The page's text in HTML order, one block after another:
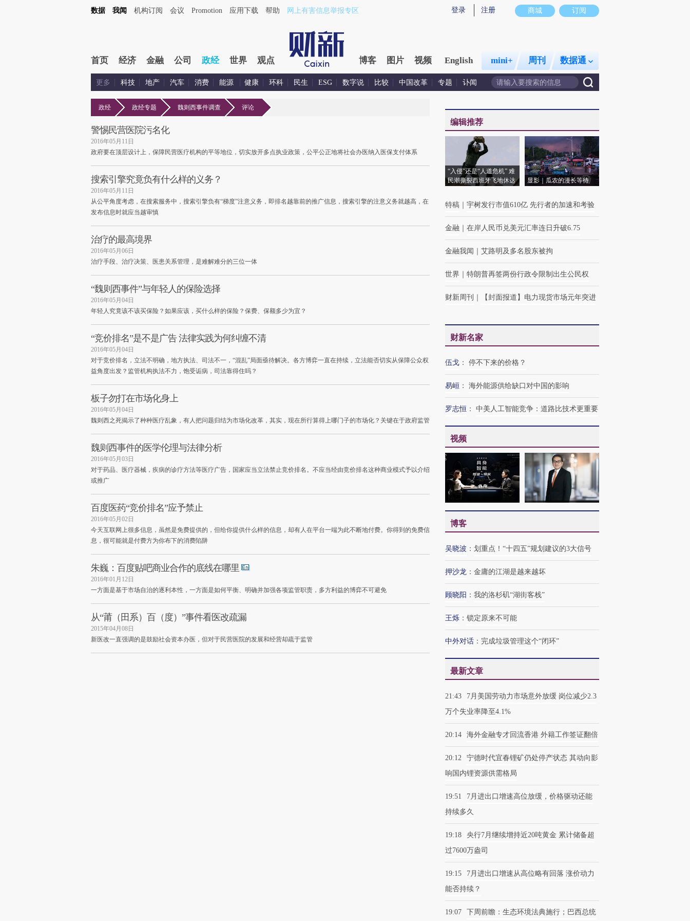
商城 订阅
登录 注册
数据 我闻 机构订阅 会议 Promotion 应用下载 帮助 网上有害信息举报专区
首页 经济 金融 公司 政经 世界 观点 博客 图片 视频 English mini+ 周刊 数据通
更多 科技 地产 汽车 消费 能源 健康 环科 民生 ESG 数字说 比较 中国改革 专题 讣闻
政经 政经专题 魏则西事件调查 评论
警惕民营医院污名化
2016年05月11日
政府要在顶层设计上，保障民营医疗机构的平等地位，切实放开多点执业政策，公平公正地将社会办医纳入医保支付体系
搜索引擎究竟负有什么样的义务？
2016年05月11日
从公平角度考虑，在搜索服务中，搜索引擎负有“梯度”注意义务，即排名越靠前的推广信息，搜索引擎的注意义务就越高，在
发布信息时就应当越审慎
治疗的最高境界
2016年05月06日
治疗手段、治疗决策、医患关系管理，是难解难分的三位一体
“魏则西事件”与年轻人的保险选择
2016年05月04日
年轻人究竟该不该买保险？如果应该，买什么样的保险？保费、保额多少为宜？
“竞价排名”是不是广告 法律实践为何纠缠不清
2016年05月04日
对于竞价排名，立法不明确，地方执法、司法不一，“混乱”局面亟待解决。各方博弈一直在持续，立法能否切实从保障公众权
益角度出发？监管机构执法不力，饱受诟病，司法靠得住吗？
板子勿打在市场化身上
2016年05月04日
魏则西之死揭示了种种医疗乱象，有人把问题归结为市场化改革，其实，现在所行算得上哪门子的市场化？关键在于政府监管
魏则西事件的医学伦理与法律分析
2016年05月03日
对于药品、医疗器械，疾病的诊疗方法等医疗广告，国家应当立法禁止竞价排名。不应当经由竞价排名这种商业模式予以介绍
或推广
百度医药“竞价排名”应予禁止
2016年05月02日
今天互联网上很多信息，虽然是免费提供的，但给你提供什么样的信息，却有人在平台一端为此不断地付费。你得到的免费信
息，很可能就是付费方为你布下的消费陷阱
朱巍：百度贴吧商业合作的底线在哪里
2016年01月12日
一方面是基于市场自治的逐利本性，一方面是如何平衡、明确并加强各项监管职责，多方利益的博弈不可避免
从“莆（田系）百（度）”事件看医改疏漏
2015年04月08日
新医改一直强调的是鼓励社会资本办医，但对于民营医院的发展和经营却疏于监管
编辑推荐
“入侵”还是“人道危机” 难
民潮撕裂西班牙飞地休达
显影｜瓜农的漫长等待
特稿 宇树发行市值610亿 先行者的加速和考验
金融 在岸人民币兑美元汇率连日升破6.75
金融我闻 艾路明及多名股东被拘
世界 特朗普再签两份行政令限制出生公民权
财新周刊 【封面报道】电力现货市场元年突进
财新名家
伍戈 ： 停不下来的价格？
易峘 ： 海外能源供给缺口对中国的影响
罗志恒 ： 中美人工智能竞争：道路比技术更重要
视频
博客
吴晓波 ： 划重点！“十四五”规划建议的3大信号
押沙龙 ： 金庸的江湖是越来越坏
顾晓阳 ： 我的洛杉矶“湖街客栈”
王烁 ： 锁定原来不可能
中外对话 ： 完成垃圾管理这个“闭环”
最新文章
21:43
7月美国劳动力市场意外放缓 岗位减少2.3
万个失业率降至4.1%
20:14 海外金融专才回流香港 外籍工作签证翻倍
20:12
宁德时代宜春锂矿仍处停产状态 其动向影
响国内锂资源供需格局
19:51
7月进出口增速高位放缓，价格驱动还能
持续多久
19:18
央行7月继续增持近20吨黄金 累计储备超
过7600万盎司
19:15
7月进出口增速从高位略有回落 涨价动力
能否持续？
19:07
下周前瞻：生态环境法典施行；巴西总统